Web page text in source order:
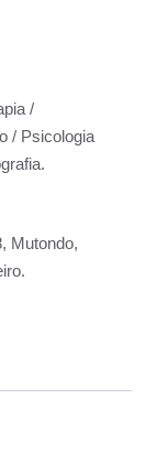
/
/ Psicologia
Mutondo,